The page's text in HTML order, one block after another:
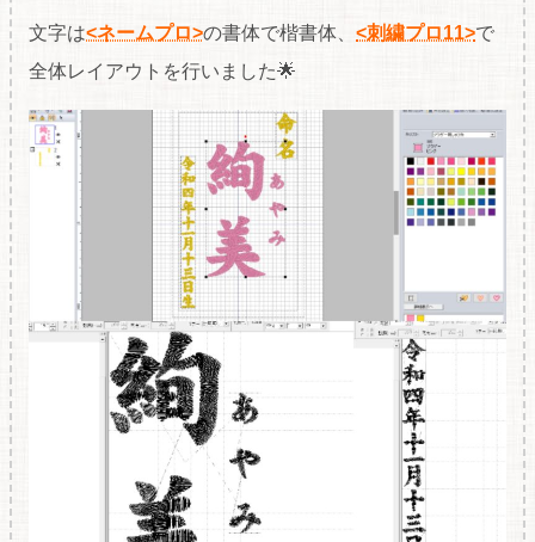
文字は<ネームプロ>の書体で楷書体、 <刺繍プロ11>で
全体レイアウトを行いました🌟